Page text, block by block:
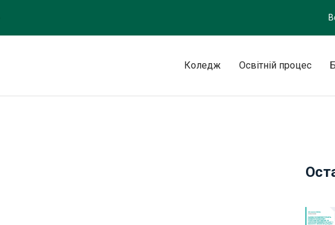
Коледж Освітній процес